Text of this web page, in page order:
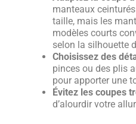
manteaux
taille, mais les
modèles courts
selon la silhouette
Choisissez des
pinces ou des plis
pour apporter une
Évitez les coupes
d’alourdir votre